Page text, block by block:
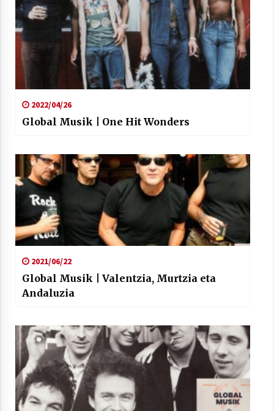
2022/04/26
Global Musik | One Hit Wonders
2021/06/22
Global Musik | Valentzia, Murtzia eta
Andaluzia